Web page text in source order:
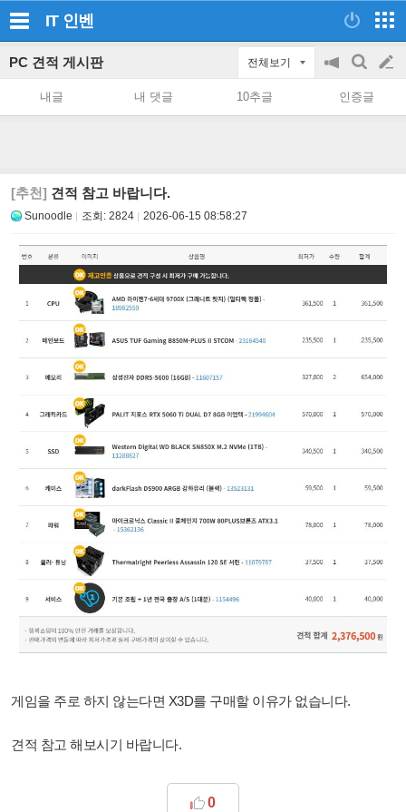
IT 인벤
PC 견적 게시판 전체보기
공
on/off
검
색
글
쓰
내글 내 댓글 10추글 인증글
[추천] 견적 참고 바랍니다.
Sunoodle 조회: 2824 2026-06-15 08:58:27
게임을 주로 하지 않는다면 X3D를 구매할 이유가 없습니다.
견적 참고 해보시기 바랍니다.
0